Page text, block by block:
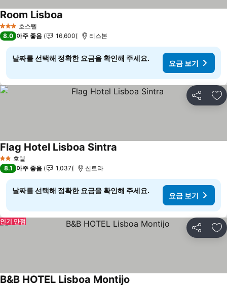
3 성급 호스텔
Room Lisboa
8.0 아주 좋음 16,600 리스본
날짜를 선택해 정확한 요금을 확인해 주세요.
요금 보기
공유 즐
2 성급호텔
Flag Hotel Lisboa Sintra
8.1 아주 좋음 1,037 신트라
날짜를 선택해 정확한 요금을 확인해 주세요.
요금 보기
공유 즐
인기 만점
B&B HOTEL Lisboa Montijo